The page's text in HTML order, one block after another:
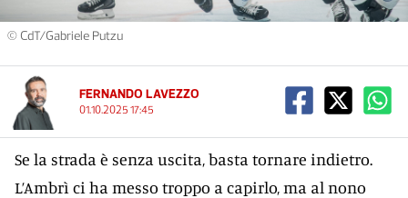
© CdT/Gabriele Putzu
FERNANDO LAVEZZO
01.10.2025 17:45
Se la strada è senza uscita, basta tornare indietro.
L’Ambrì ci ha messo troppo a capirlo, ma al nono